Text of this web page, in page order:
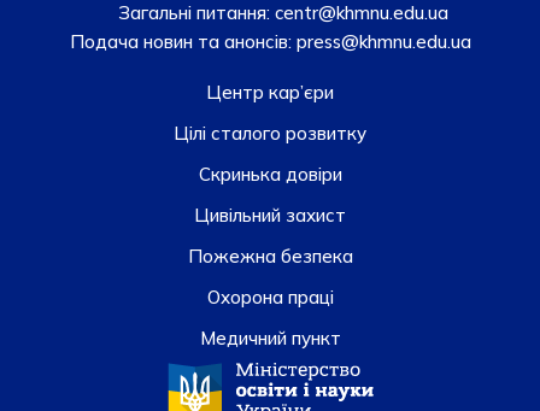
Загальні питання: centr@khmnu.edu.ua
Подача новин та анонсів:press@khmnu.edu.ua
Центр кар’єри
Цілі сталого розвитку
Скринька довiри
Цивільний захист
Пожежна безпека
Охорона праці
Медичний пункт